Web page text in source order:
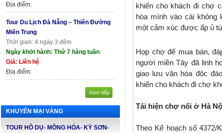
Địa điểm:
Tour Du Lịch Đà Nẵng – Thiên Đường
Miền Trung
Thời gian: 4 ngày 3 đêm
Ngày khởi hành: Thứ 7 hàng tuần
Giá: Liên hệ
Địa điểm:
Xem tiếp
KHUYẾN MẠI VÀNG
TOUR HỒ DỤ- MÔNG HÓA- KỲ SƠN-
khiến cho khách đi chợ
hòa mình vào cái không
một cảm xúc được ấp ủ
Họp chợ để mua bán,
người miền Tây đã linh
giao lưu văn hóa độc
khiến cho khách đi chợ
Tái hiện chợ nổi ở Hà
Theo Kế hoạch số 4372/